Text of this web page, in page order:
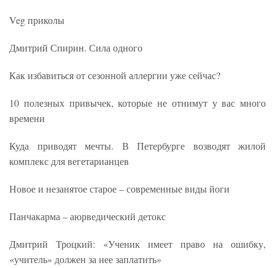
Veg приколы
Дмитрий Спирин. Сила одного
Как избавиться от сезонной аллергии уже сейчас?
10 полезных привычек, которые не отнимут у вас много
времени
Куда приводят мечты. В Петербурге возводят жилой
комплекс для вегетарианцев
Новое и незанятое старое – современные виды йоги
Панчакарма – аюрведический детокс
Дмитрий Троцкий: «Ученик имеет право на ошибку,
«учитель» должен за нее заплатить»